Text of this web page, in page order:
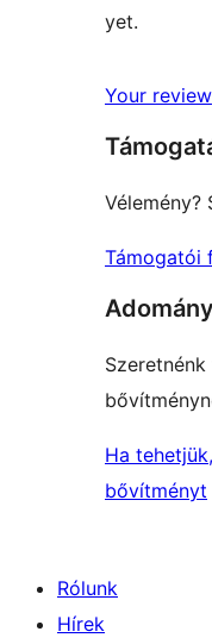
yet.
Your review
Vélemény?
Támogatói
Adomány
Ha
bővítményt
Rólunk
Hírek